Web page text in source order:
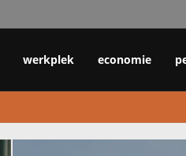
werkplek economie